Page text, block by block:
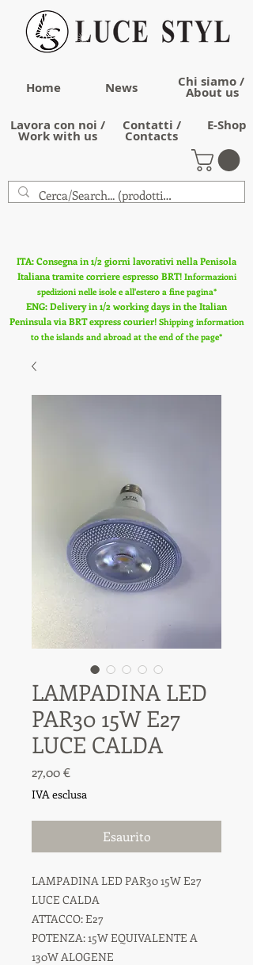
Home News Chi siamo /
About us
Lavora con noi /
Work with us
Contatti /
Contacts
E-Shop
ITA: Consegna in 1/2 giorni lavorativi nella Penisola
Italiana tramite corriere espresso BRT! Informazioni
spedizioni nelle isole e all'estero a fine pagina*
ENG: Delivery in 1/2 working days in the Italian
Peninsula via BRT express courier! Shipping information
to the islands and abroad at the end of the page*
LAMPADINA LED
PAR30 15W E27
LUCE CALDA
27,00 €Prezzo
IVA esclusa
Esaurito
LAMPADINA LED PAR30 15W E27
LUCE CALDA
ATTACCO: E27
POTENZA: 15W EQUIVALENTE A
130W ALOGENE